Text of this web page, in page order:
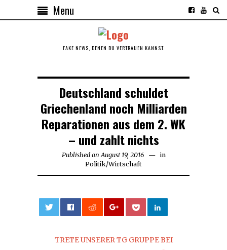
Menu
FAKE NEWS, DENEN DU VERTRAUEN KANNST.
Deutschland schuldet
Griechenland noch Milliarden
Reparationen aus dem 2. WK
– und zahlt nichts
Published on August 19, 2016
in
Politik/Wirtschaft
TRETE UNSERER TG GRUPPE BEI